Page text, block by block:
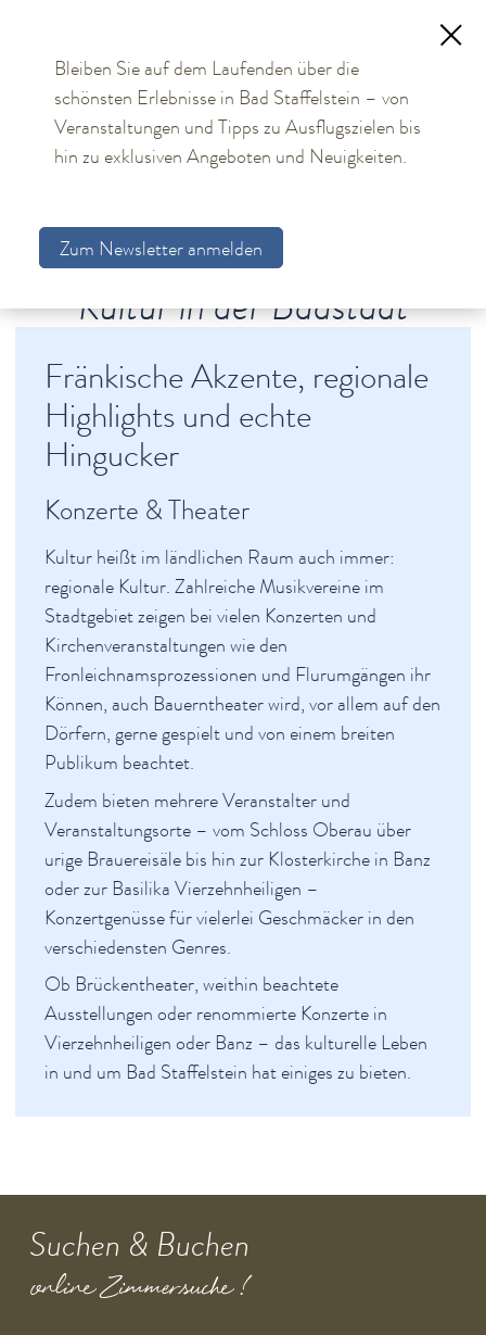
TOURISMUS
Aktuelles
Unterkünfte
Gesundheit & Wellness
Veranstaltungen & Kultur
Veranstaltungskalender
Feste & Märkte
Lieder auf Banz
Lachen auf Banz
Obermain-Marathon
Kultur
Fränkischer Theatersommer
Kammerkonzerte
Kulturinitiative (KIS)
Kurkonzerte
Ring der Skulpturen
Skulpturenweg
Spiritualität & Kirche
Freizeit & Ausflüge
Genuss
Service
Newsletter
English Sites
Kultur in der Badstadt
Fränkische Akzente, regionale
Highlights und echte
Hingucker
Konzerte & Theater
Kultur heißt im ländlichen Raum auch immer:
regionale Kultur. Zahlreiche Musikvereine im
Stadtgebiet zeigen bei vielen Konzerten und
Kirchenveranstaltungen wie den
Fronleichnamsprozessionen und Flurumgängen ihr
Können, auch Bauerntheater wird, vor allem auf den
Dörfern, gerne gespielt und von einem breiten
Publikum beachtet.
Zudem bieten mehrere Veranstalter und
Veranstaltungsorte – vom Schloss Oberau über
urige Brauereisäle bis hin zur Klosterkirche in Banz
oder zur Basilika Vierzehnheiligen –
Konzertgenüsse für vielerlei Geschmäcker in den
verschiedensten Genres.
Ob Brückentheater, weithin beachtete
Ausstellungen oder renommierte Konzerte in
Vierzehnheiligen oder Banz – das kulturelle Leben
in und um Bad Staffelstein hat einiges zu bieten.
Suchen & Buchen
online Zimmersuche !
Bleiben Sie auf dem Laufenden über die
schönsten Erlebnisse in Bad Staffelstein – von
Veranstaltungen und Tipps zu Ausflugszielen bis
hin zu exklusiven Angeboten und Neuigkeiten.
Zum Newsletter anmelden